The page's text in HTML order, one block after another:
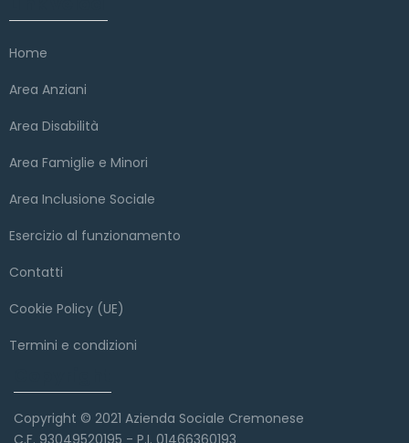
Home
Area Anziani
Area Disabilità
Area Famiglie e Minori
Area Inclusione Sociale
Esercizio al funzionamento
Contatti
Cookie Policy (UE)
Termini e condizioni
Copyright © 2021 Azienda Sociale Cremonese
C.F. 93049520195 - P.I. 01466360193